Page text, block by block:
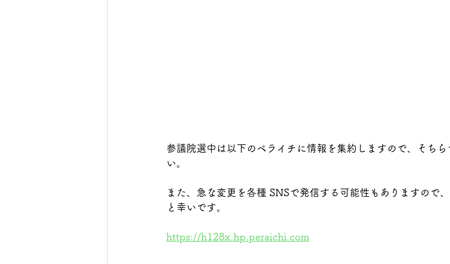
参議院選中は以下のペライチに情報を集約しますので、そち
い。
また、急な変更を各種 SNSで発信する可能性もありますので
と幸いです。
https://h128x.hp.peraichi.com